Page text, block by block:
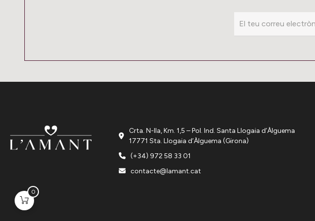
Crta. N-IIa, Km. 1,5 – Pol. Ind. Santa Llogaia d’Àlguema
17771 Sta. Llogaia d’Àlguema (Girona)
(+34) 972 58 33 01
contacte@lamant.cat
0